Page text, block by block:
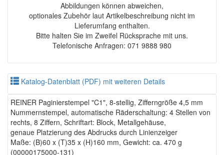
Abbildungen können abweichen,
optionales Zubehör laut Artikelbeschreibung nicht im
Lieferumfang enthalten.
Bitte halten Sie im Zweifel Rücksprache mit uns.
Telefonische Anfragen: 071 9888 980
Katalog-Datenblatt (PDF) mit weiteren Details
REINER Paginierstempel "C1", 8-stellig, Zifferngröße 4,5 mm
Nummernstempel, automatische Räderschaltung: 4 Stellen von
rechts, 8 Ziffern, Schriftart: Block, Metallgehäuse,
genaue Platzierung des Abdrucks durch Linienzeiger
Maße: (B)60 x (T)35 x (H)160 mm, Gewicht: ca. 470 g
(00000175000-131)